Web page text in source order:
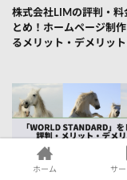
株式会社LIMの評判・料
とめ！ホームページ制
るメリット・デメリット
ホーム サ